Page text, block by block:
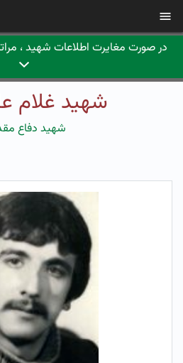
در صورت مغایرت اطلاعات شهید ،
شهید غلام
شهید دفاع